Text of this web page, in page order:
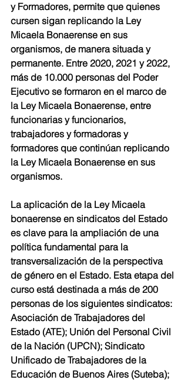
y Formadores, permite que quienes
cursen sigan replicando la Ley
Micaela Bonaerense en sus
organismos, de manera situada y
permanente. Entre 2020, 2021 y 2022,
más de 10.000 personas del Poder
Ejecutivo se formaron en el marco de
la Ley Micaela Bonaerense, entre
funcionarias y funcionarios,
trabajadores y formadoras y
formadores que continúan replicando
la Ley Micaela Bonaerense en sus
organismos.
La aplicación de la Ley Micaela
bonaerense en sindicatos del Estado
es clave para la ampliación de una
política fundamental para la
transversalización de la perspectiva
de género en el Estado. Esta etapa del
curso está destinada a más de 200
personas de los siguientes sindicatos:
Asociación de Trabajadores del
Estado (ATE); Unión del Personal Civil
de la Nación (UPCN); Sindicato
Unificado de Trabajadores de la
Educación de Buenos Aires (Suteba);